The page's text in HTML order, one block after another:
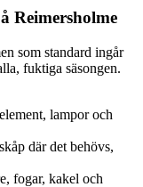
Reimersholme
som standard ingår
fuktiga säsongen.
lampor och
där det behövs,
fogar, kakel och